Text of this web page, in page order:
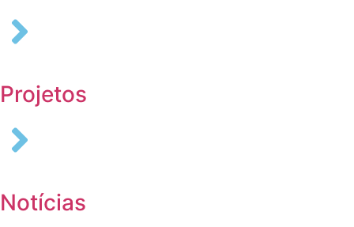
Projetos
Notícias